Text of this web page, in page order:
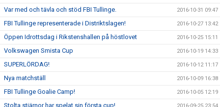
Var med och tävla och stöd FBI Tullinge. 2016-10-31 09:47
FBI Tullinge representerade i Distriktslagen! 2016-10-27 13:42
Öppen Idrottsdag i Rikstenshallen på höstlovet 2016-10-25 15:11
Volkswagen Smista Cup 2016-10-19 14:33
SUPERLÖRDAG! 2016-10-12 11:17
Nya matchställ 2016-10-09 16:38
FBI Tullinge Goalie Camp! 2016-10-05 12:19
Stolta stjärnor har spelat sin första cup! 2016-09-25 23:54